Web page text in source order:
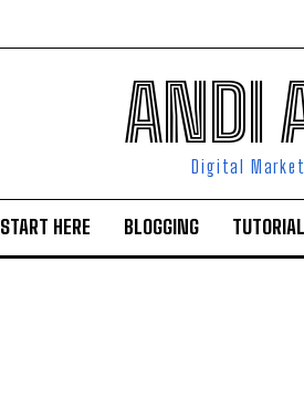
ANDI
Digital
START HERE BLOGGING